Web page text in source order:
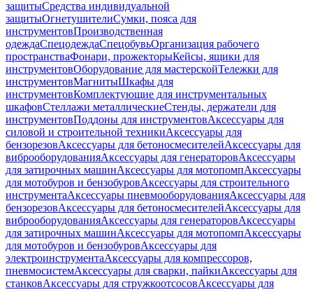
защитыСредства индивидуальной
защитыОгнетушителиСумки, пояса для
инструментовПроизводственная
одеждаСпецодеждаСпецобувьОрганизация рабочего
пространстваФонари, прожекторыКейсы, ящики для
инструментовОборудование для мастерскойТележки для
инструментовМагнитыШкафы для
инструментовКомплектующие для инструментальных
шкафовСтеллажи металлическиеСтенды, держатели для
инструментовПоддоны для инструментовАксессуары для
силовой и строительной техникиАксессуары для
бензорезовАксессуары для бетоносмесителейАксессуары для
виброоборудованияАксессуары для генераторовАксессуары
для затирочных машинАксессуары для мотопомпАксессуары
для мотобуров и бензобуровАксессуары для строительного
инструментаАксессуары пневмооборудованияАксессуары для
бензорезовАксессуары для бетоносмесителейАксессуары для
виброоборудованияАксессуары для генераторовАксессуары
для затирочных машинАксессуары для мотопомпАксессуары
для мотобуров и бензобуровАксессуары для
электроинструментаАксессуары для компрессоров,
пневмосистемАксессуары для сварки, пайкиАксессуары для
станковАксессуары для стружкоотсосовАксессуары для